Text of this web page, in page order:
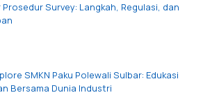
Survey: Langkah, Regulasi, dan
SMKN Paku Polewali Sulbar: Edukasi
Bersama Dunia Industri